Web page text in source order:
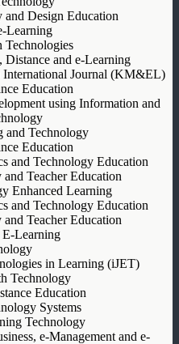
and Design Education
Learning
Technologies
and e-Learning
Journal (KM&EL)
Education
using Information and
and Technology
Education
and Technology Education
Teacher Education
Enhanced Learning
and Technology Education
Teacher Education
E-Learning
in Learning (iJET)
Technology
Education
Systems
Technology
e-Management and e-